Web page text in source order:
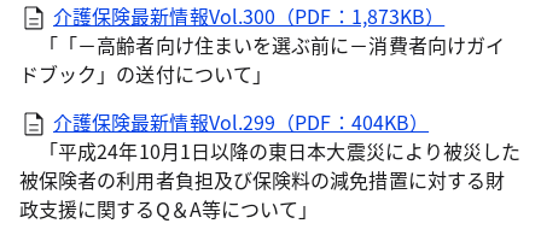
介護保険最新情報Vol.300（PDF：1,873KB）
「「－高齢者向け住まいを選ぶ前に－消費者向けガイ
ドブック」の送付について」
介護保険最新情報Vol.299（PDF：404KB）
「平成24年10月1日以降の東日本大震災により被災した
被保険者の利用者負担及び保険料の減免措置に対する財
政支援に関するQ＆A等について」